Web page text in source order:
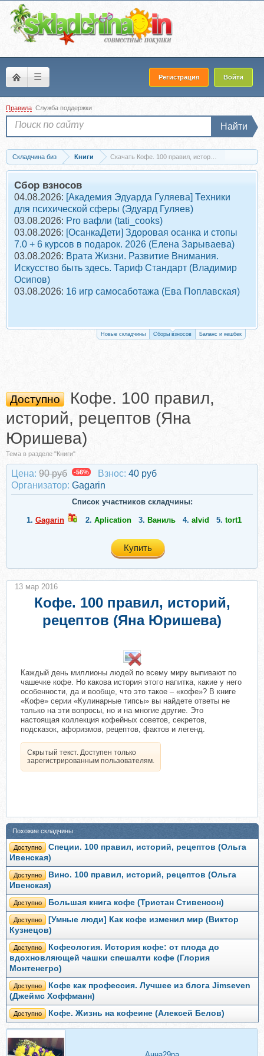
☰ Регистрация Войти
Правила Служба поддержки
Найти
Складчина биз Книги Скачать Кофе. 100 правил, историй, рецептов
Сбор взносов
04.08.2026: [Академия Эдуарда Гуляева] Техники
для психической сферы (Эдуард Гуляев)
03.08.2026: Pro вафли (tati_cooks)
03.08.2026: [ОсанкаДети] Здоровая осанка и стопы
7.0 + 6 курсов в подарок. 2026 (Елена Зарываева)
03.08.2026: Врата Жизни. Развитие Внимания.
Искусство быть здесь. Тариф Стандарт (Владимир
Осипов)
03.08.2026: 16 игр самосаботажа (Ева Поплавская)
Новые складчины Сборы взносов Баланс и кешбек
Доступно
Кофе. 100 правил,
историй, рецептов (Яна
Юришева)
Тема в разделе "Книги"
Цена: 90 руб -56% Взнос: 40 руб
Организатор: Gagarin
Список участников складчины:
1. Gagarin 2. Aplication 3. Ваниль 4. alvid 5. tort1
Купить
Кофе. 100 правил, историй,
рецептов (Яна Юришева)
Каждый день миллионы людей по всему миру выпивают по
чашечке кофе. Но какова история этого напитка, какие у него
особенности, да и вообще, что это такое – «кофе»? В книге
«Кофе» серии «Кулинарные типсы» вы найдете ответы не
только на эти вопросы, но и на многие другие. Это
настоящая коллекция кофейных советов, секретов,
подсказок, афоризмов, рецептов, фактов и легенд.
Скрытый текст. Доступен только
зарегистрированным пользователям.
13 мар 2016
Похожие складчины
Доступно
Специи. 100 правил, историй, рецептов (Ольга
Ивенская)
Доступно
Вино. 100 правил, историй, рецептов (Ольга
Ивенская)
Доступно Большая книга кофе (Тристан Стивенсон)
Доступно
[Умные люди] Как кофе изменил мир (Виктор
Кузнецов)
Доступно
Кофеология. История кофе: от плода до
вдохновляющей чашки спешалти кофе (Глория
Монтенегро)
Доступно
Кофе как профессия. Лучшее из блога Jimseven
(Джеймс Хоффманн)
Доступно Кофе. Жизнь на кофеине (Алексей Белов)